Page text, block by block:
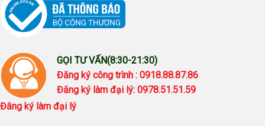
GỌI TƯ VẤN(8:30-21:30)
Đăng ký công trình : 0918.88.87.86
Đăng ký làm đại lý: 0978.51.51.59
Đăng ký làm đại lý